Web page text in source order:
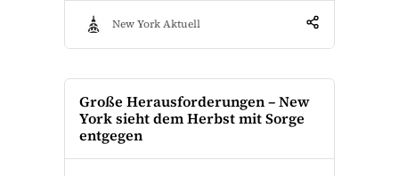
New York Aktuell
Große Herausforderungen – New
York sieht dem Herbst mit Sorge
entgegen